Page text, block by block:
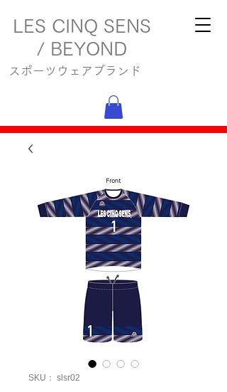
LES CINQ SENS
/ BEYOND
スポーツウェアブランド
SKU： slsr02